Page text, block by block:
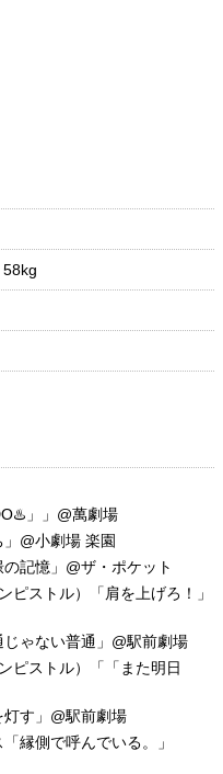
」」@萬劇場
@小劇場 楽園
記憶」@ザ・ポケット
ストル）「肩を上げろ！」
ゃない普通」@駅前劇場
ピストル）「「また明日
す」@駅前劇場
縁側で呼んでいる。」